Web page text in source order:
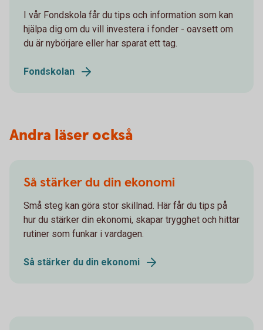
I vår Fondskola får du tips och information som kan
hjälpa dig om du vill investera i fonder - oavsett om
du är nybörjare eller har sparat ett tag.
Fondskolan
Andra läser också
Så stärker du din ekonomi
Små steg kan göra stor skillnad. Här får du tips på
hur du stärker din ekonomi, skapar trygghet och hittar
rutiner som funkar i vardagen.
Så stärker du din ekonomi